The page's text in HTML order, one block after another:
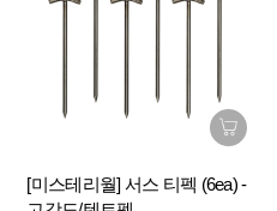
[미스테리월] 서스 티펙 (6ea) -